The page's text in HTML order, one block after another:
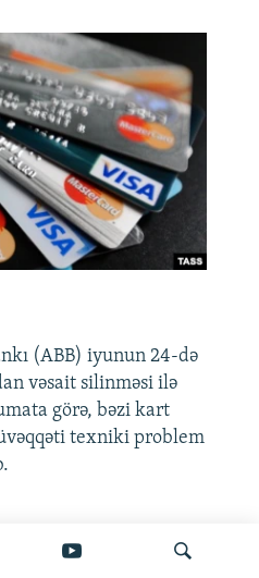
(ABB) iyunun 24-də
vəsait silinməsi ilə
görə, bəzi kart
texniki problem